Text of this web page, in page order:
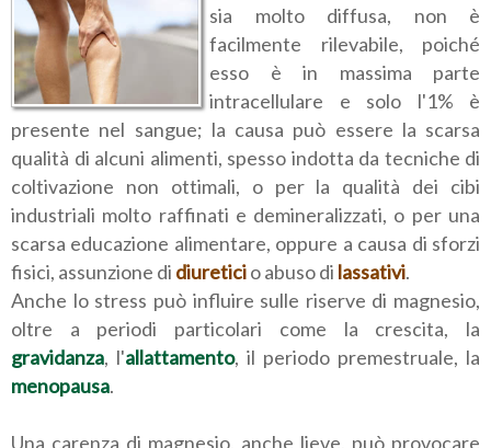
sia molto diffusa, non è
facilmente rilevabile, poiché
esso è in massima parte
intracellulare e solo l'1% è
presente nel sangue; la causa può essere la scarsa
qualità di alcuni alimenti, spesso indotta da tecniche di
coltivazione non ottimali, o per la qualità dei cibi
industriali molto raffinati e demineralizzati, o per una
scarsa educazione alimentare, oppure a causa di sforzi
fisici, assunzione di diureticio abuso di lassativi.
Anche lo stress può influire sulle riserve di magnesio,
oltre a periodi particolari come la crescita, la
gravidanza, l'allattamento, il periodo premestruale, la
menopausa.
Una carenza di magnesio, anche lieve, può provocare